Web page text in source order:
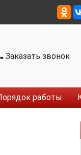
Заказать звонок
работы